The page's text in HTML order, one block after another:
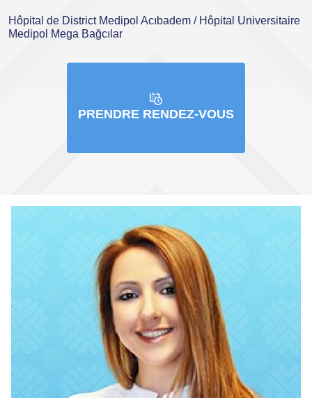
Hôpital de District Medipol Acıbadem / Hôpital Universitaire
Medipol Mega Bağcılar
PRENDRE RENDEZ-VOUS